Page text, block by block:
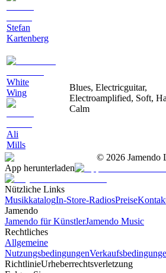
Stefan
Kartenberg
White
Wing
Ali
Mills
Blues, Electricguitar,
Electroamplified, Soft,
Calm
© 2026 Jamendo
App herunterladen
Nützliche Links
MusikkatalogIn-Store-RadiosPreise
Jamendo
Jamendo für KünstlerJamendo Music
Rechtliches
Allgemeine
Nutzungsbedingungen
RichtlinieUrheberrechtsverletzung